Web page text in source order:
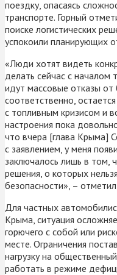
поездку, опасаясь
транспорте. Горный
поиске логистических
успокоили планирующих
«Люди хотят видеть
делать сейчас с началом
идут массовые отказы от
соответственно,
с топливным кризисом и
настроения пока
что вчера [глава Крыма]
с заявлением, у меня
заключалось лишь в том,
решения, о которых
безопасности», –
Для частных
Крыма, ситуация
горючего с собой или
месте. Ограничения
нагрузку на
работать в режиме